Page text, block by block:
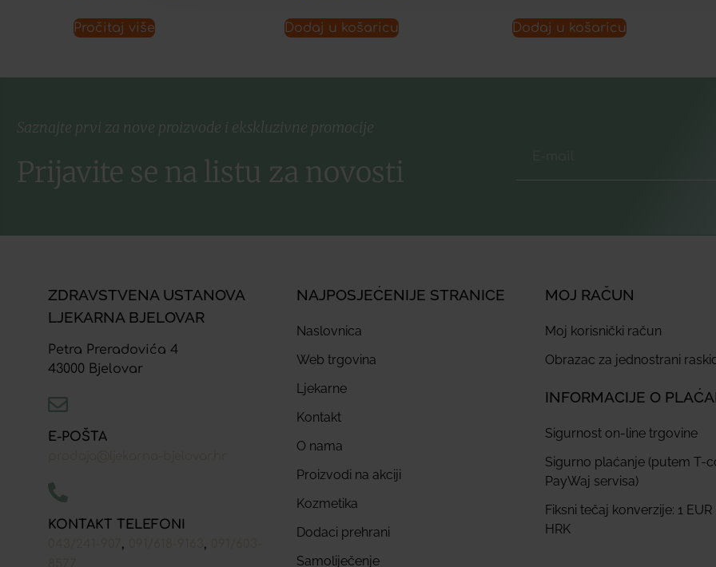
Pročitaj više Dodaj u košaricu Dodaj u košaricu
Saznajte prvi za nove proizvode i ekskluzivne promocije
Prijavite se na listu za novosti
ZDRAVSTVENA USTANOVA
LJEKARNA BJELOVAR
Petra Preradovića 4
43000 Bjelovar
E-POŠTA
KONTAKT TELEFONI
, ,
NAJPOSJEĆENIJE STRANICE
Naslovnica
Web trgovina
Ljekarne
Kontakt
O nama
Proizvodi na akciji
Kozmetika
Dodaci prehrani
Samoliječenje
MOJ RAČUN
Moj korisnički račun
Obrazac za jednostrani
INFORMACIJE O
Sigurnost on-line trgovine
Sigurno plaćanje (putem T-
PayWaj servisa)
Fiksni tečaj konverzije: 1 EUR
HRK